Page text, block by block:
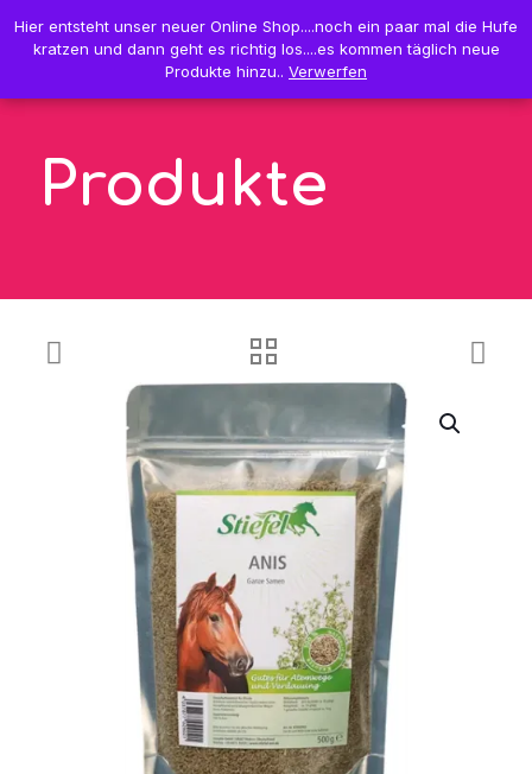
0 0,00 €
Produkte
Hier entsteht unser neuer Online Shop....noch ein paar mal die Hufe
kratzen und dann geht es richtig los....es kommen täglich neue
Produkte hinzu.. Verwerfen
Hier entsteht unser neuer Online Shop....noch ein paar mal die Hufe
kratzen und dann geht es richtig los....es kommen täglich neue
Produkte hinzu.. Verwerfen